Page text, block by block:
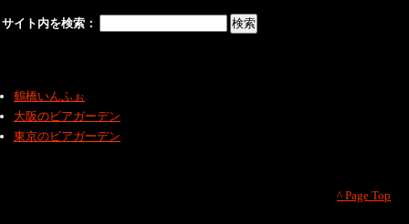
サイト内を検索：
鶴橋いんふぉ
大阪のビアガーデン
東京のビアガーデン
^ Page Top